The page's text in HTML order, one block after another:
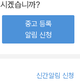
겠습니까?
중고 등록
알림 신청
신간알림 신청